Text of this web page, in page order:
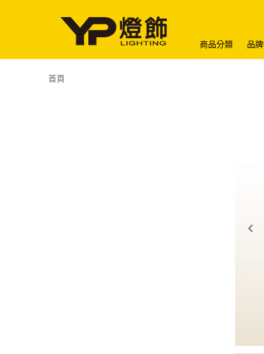
商品分類 品
首頁